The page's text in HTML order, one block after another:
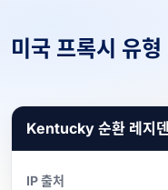
미국 프록시 유형
Kentucky 순환 레지
IP 출처